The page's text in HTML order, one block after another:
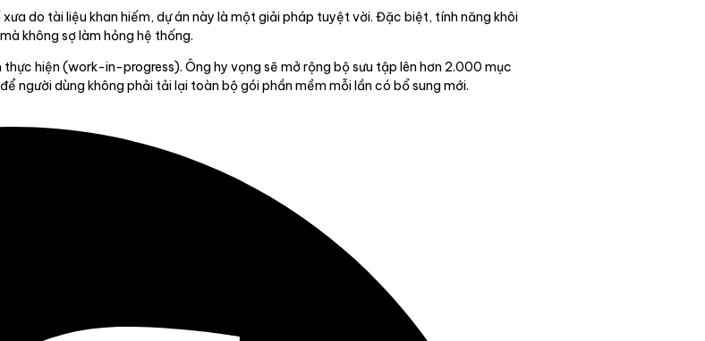
do tài liệu khan hiếm, dự án này là một giải pháp tuyệt vời. Đặc biệt, tính năng khôi
không sợ làm hỏng hệ thống.
hiện (work-in-progress). Ông hy vọng sẽ mở rộng bộ sưu tập lên hơn 2.000 mục
dùng không phải tải lại toàn bộ gói phần mềm mỗi lần có bổ sung mới.